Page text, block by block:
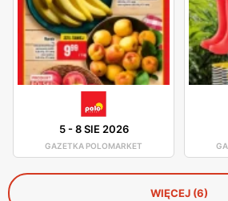
5-8 SIE 2026
GAZETKA POLOMARKET
WIĘCEJ (6)